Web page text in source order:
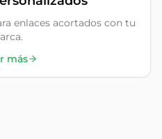
enlaces acortados con tu
más